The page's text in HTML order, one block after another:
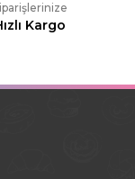
Kargo